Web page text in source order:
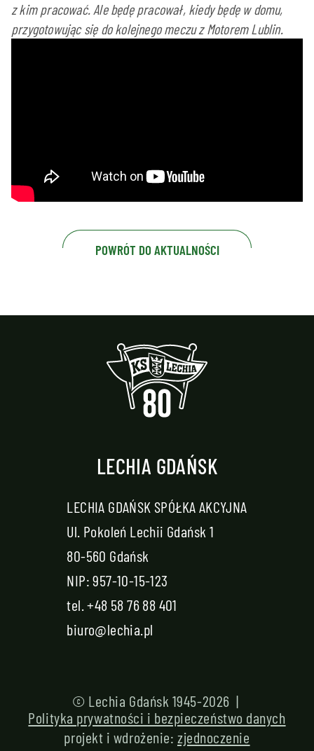
z kim pracować. Ale będę pracował, kiedy będę w domu,
przygotowując się do kolejnego meczu z Motorem Lublin.
POWRÓT DO AKTUALNOŚCI
LECHIA GDAŃSK
LECHIA GDAŃSK SPÓŁKA AKCYJNA
Ul. Pokoleń Lechii Gdańsk 1
80-560 Gdańsk
NIP: 957-10-15-123
tel.+48 58 76 88 401
biuro@lechia.pl
© Lechia Gdańsk 1945-2026 |
Polityka prywatności i bezpieczeństwo danych
projekt i wdrożenie: zjednoczenie